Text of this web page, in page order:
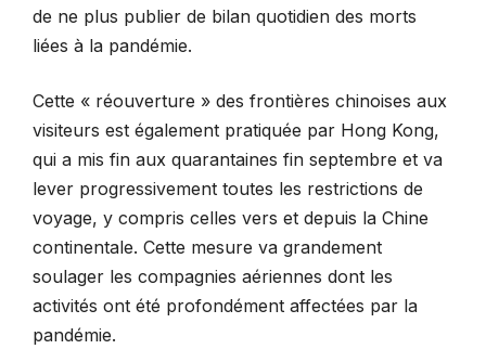
de ne plus publier de bilan quotidien des morts
liées à la pandémie.
Cette « réouverture » des frontières chinoises aux
visiteurs est également pratiquée par Hong Kong,
qui a mis fin aux quarantaines fin septembre et va
lever progressivement toutes les restrictions de
voyage, y compris celles vers et depuis la Chine
continentale. Cette mesure va grandement
soulager les compagnies aériennes dont les
activités ont été profondément affectées par la
pandémie.